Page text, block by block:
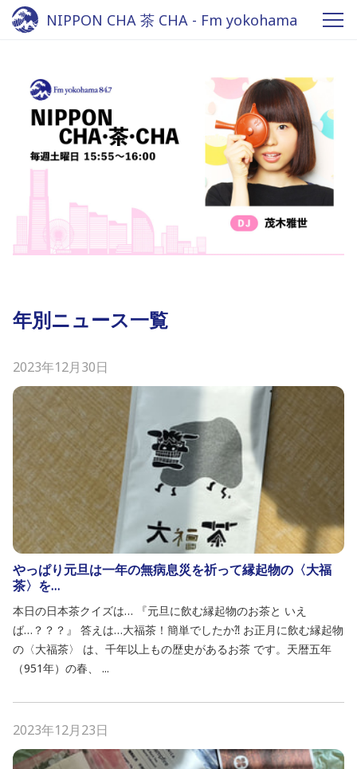
NIPPON CHA 茶 CHA - Fm yokohama
年別ニュース一覧
2023年12月30日
やっぱり元旦は一年の無病息災を祈って縁起物の〈大福
茶〉を…
本日の日本茶クイズは… 『元旦に飲む縁起物のお茶と いえ
ば…？？？』 答えは…大福茶！簡単でしたか⁈ お正月に飲む縁起物
の〈大福茶〉 は、千年以上もの歴史があるお茶 です。天暦五年
（951年）の春、 ...
2023年12月23日